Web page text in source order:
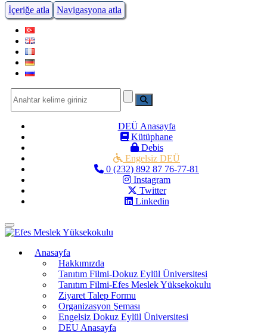
İçeriğe atla Navigasyona atla
DEÜ Anasayfa
Kütüphane
Debis
Engelsiz DEÜ
0 (232) 892 87 76-77-81
Instagram
Twitter
Linkedin
Menüye Geç
Anasayfa
Hakkımızda
Tanıtım Filmi-Dokuz Eylül Üniversitesi
Tanıtım Filmi-Efes Meslek Yüksekokulu
Ziyaret Talep Formu
Organizasyon Şeması
Engelsiz Dokuz Eylül Üniversitesi
DEU Anasayfa